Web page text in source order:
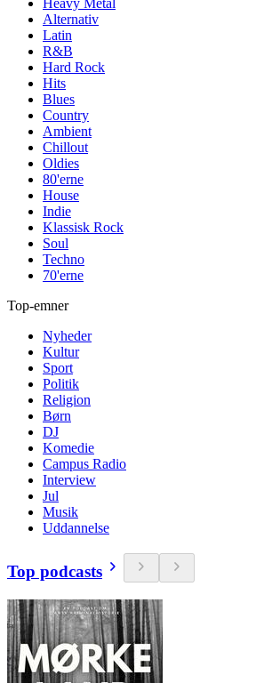
Heavy Metal
Alternativ
Latin
R&B
Hard Rock
Hits
Blues
Country
Ambient
Chillout
Oldies
80'erne
House
Indie
Klassisk Rock
Soul
Techno
70'erne
Top-emner
Nyheder
Kultur
Sport
Politik
Religion
Børn
DJ
Komedie
Campus Radio
Interview
Jul
Musik
Uddannelse
Top podcasts